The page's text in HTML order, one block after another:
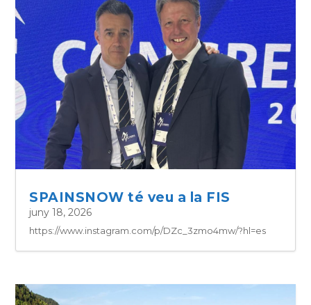
SPAINSNOW té veu a la FIS
juny 18, 2026
https://www.instagram.com/p/DZc_3zmo4mw/?hl=es